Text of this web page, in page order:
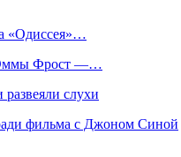
«Одиссея»…
Эммы Фрост —…
слухи
фильма с Джоном Синой